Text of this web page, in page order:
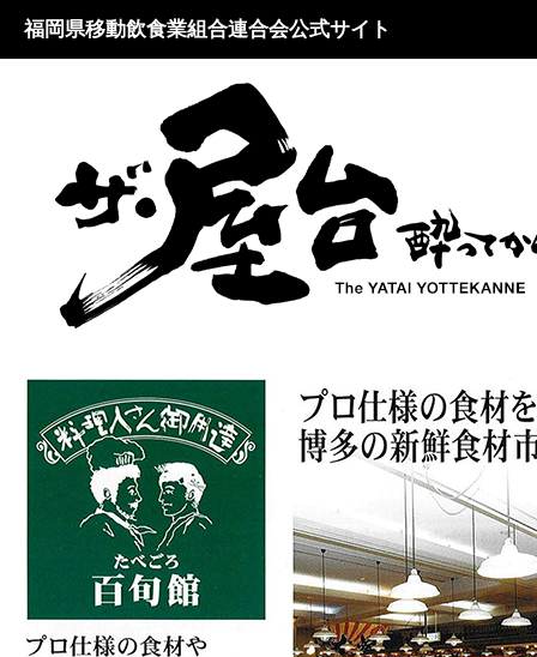
福岡県移動飲食業組合連合会公式サイト